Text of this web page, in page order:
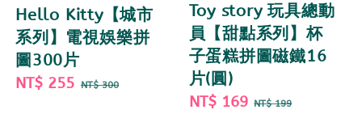
Hello Kitty【城市
系列】電視娛樂拼
圖300片
Sale
NT$ 255 Regular
NT$ 300
Toy story 玩具總動
員【甜點系列】杯
子蛋糕拼圖磁鐵16
片(圓)
Sale
NT$ 169 Regular
NT$ 199